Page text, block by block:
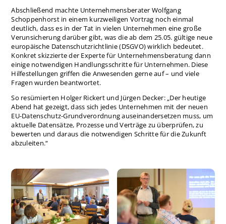
Abschließend machte Unternehmensberater Wolfgang
Schoppenhorst in einem kurzweiligen Vortrag noch einmal
deutlich, dass es in der Tat in vielen Unternehmen eine große
Verunsicherung darüber gibt, was die ab dem 25.05. gültige neue
europäische Datenschutzrichtlinie (DSGVO) wirklich bedeutet.
Konkret skizzierte der Experte für Unternehmensberatung dann
einige notwendigen Handlungsschritte für Unternehmen. Diese
Hilfestellungen griffen die Anwesenden gerne auf – und viele
Fragen wurden beantwortet.
So resümierten Holger Rickert und Jürgen Decker: „Der heutige
Abend hat gezeigt, dass sich jedes Unternehmen mit der neuen
EU-Datenschutz-Grundverordnung auseinandersetzen muss, um
aktuelle Datensätze, Prozesse und Verträge zu überprüfen, zu
bewerten und daraus die notwendigen Schritte für die Zukunft
abzuleiten.“